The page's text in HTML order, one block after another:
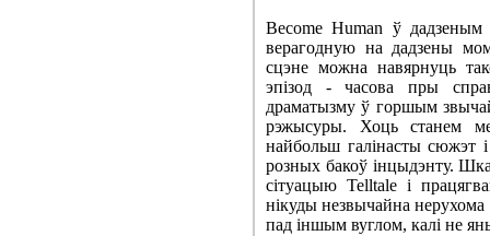
Become Human ў
верагодную на дадзены
сцэне можна навярнуць
эпізод - часова пры
драматызму ў горшым
рэжысуры. Хоць станем
найбольш галінасты сюжэт
розных бакоў інцыдэнту.
сітуацыю Telltale і
нікуды незвычайна нерухома
пад іншым вуглом, калі не